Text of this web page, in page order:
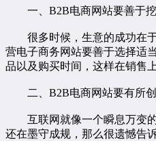
一、B2B电商网站要善于
很多时候，生意的成功在于
营电子商务网站要善于选择适
品以及购买时间，这样在销售
二、B2B电商网站要有所
互联网就像一个瞬息万变的
还在墨守成规，那么很遗憾告